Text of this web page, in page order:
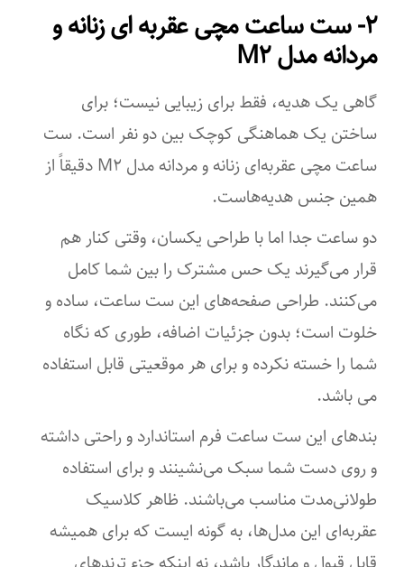
۱۵ میلی‌متر
جنس عدسی
مشکی
مناسب فرم صورت
مستطیل
رانندگی
۲- ست ساعت مچی عقربه ای زنانه و
مردانه مدل M۲
گاهی یک هدیه، فقط برای زیبایی نیست؛ برای
ساختن یک هماهنگی کوچک بین دو نفر است. ست
ساعت مچی عقربه‌ای زنانه و مردانه مدل M۲ دقیقاً از
همین جنس هدیه‌هاست.
دو ساعت جدا اما با طراحی یکسان، وقتی کنار هم
قرار می‌گیرند یک حس مشترک را بین شما کامل
می‌کنند. طراحی صفحه‌های این ست ساعت، ساده و
خلوت است؛ بدون جزئیات اضافه، طوری که نگاه
شما را خسته نکرده و برای هر موقعیتی قابل استفاده
می باشد.
بندهای این ست ساعت فرم استاندارد و راحتی داشته
و روی دست شما سبک می‌نشینند و برای استفاده
طولانی‌مدت مناسب می‌باشند. ظاهر کلاسیک
عقربه‌ای این مدل‌ها، به گونه ایست که برای همیشه
قابل قبول و ماندگار باشد، نه اینکه جزء ترندهای